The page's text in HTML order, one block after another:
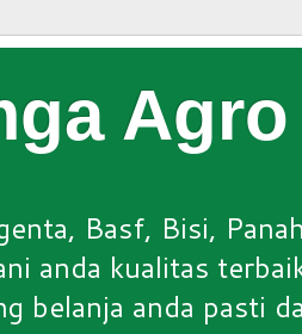
Agro
Basf, Bisi,
anda kualitas
belanja anda pasti